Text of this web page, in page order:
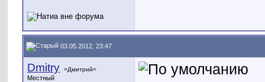
03.05.2012, 23:47
Dmitry =Дмитрий=
Местный